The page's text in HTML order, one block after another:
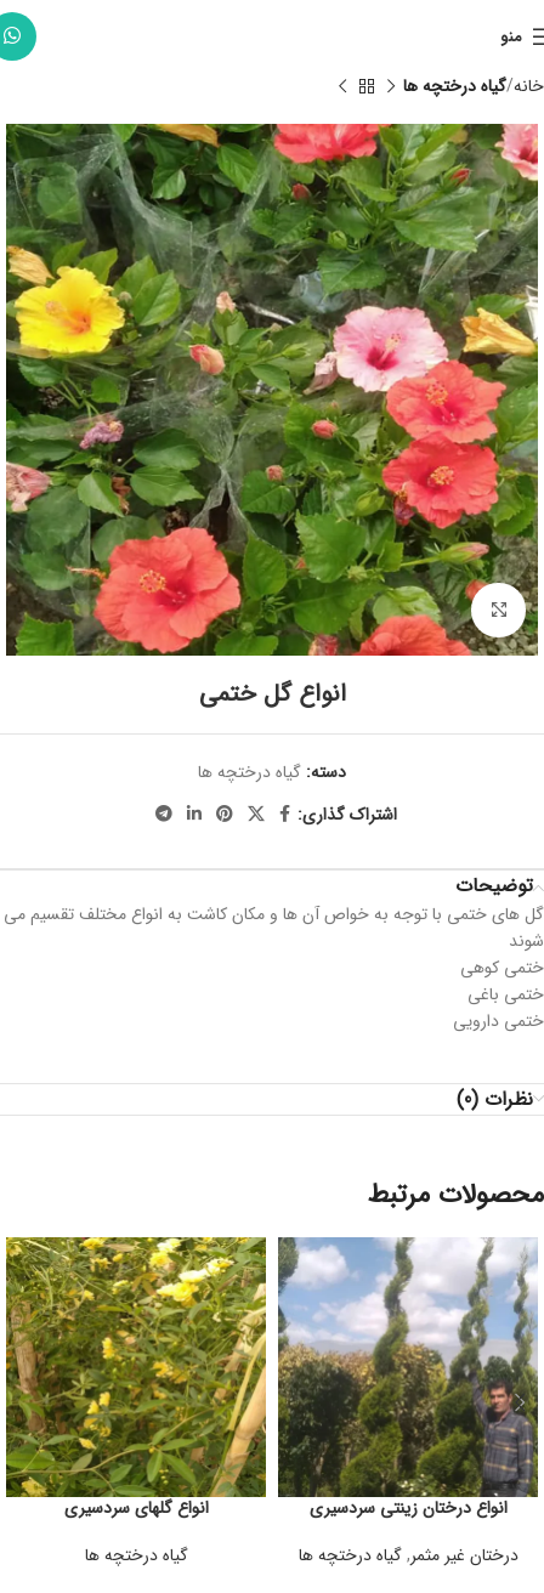
منو
خانه گیاه درختچه ها
برای بزرگنمایی کلیک کنید
انواع گل ختمی
دسته: گیاه درختچه ها
اشتراک گذاری:
توضیحات
گل های ختمی با توجه به خواص آن ها و مکان کاشت به انواع مختلف تقسیم می
شوند
ختمی کوهی
ختمی باغی
ختمی دارویی
نظرات (0)
محصولات مرتبط
انواع درختان زینتی سردسیری
درختان غیر مثمر,گیاه درختچه ها
انواع گلهای سردسیری
گیاه درختچه ها